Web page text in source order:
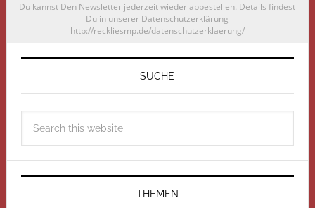
Du kannst Den Newsletter jederzeit wieder abbestellen. Details findest
Du in unserer Datenschutzerklärung
http://reckliesmp.de/datenschutzerklaerung/
SUCHE
THEMEN